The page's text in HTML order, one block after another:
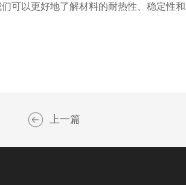
可以更好地了解材料的耐热性、稳定性
上一篇